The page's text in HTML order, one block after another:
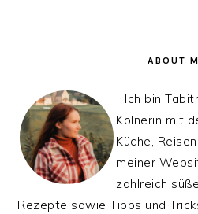
ABOUT
Ich bin
Kölnerin mit
Küche,
meiner
zahlreich
Rezepte sowie Tipps und